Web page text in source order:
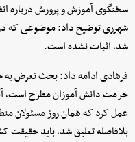
سخنگوی آموزش و پرورش درباره
شهرری توضیح داد: موضوعی که در
شد، اثبات نشده است.
فرهادی ادامه داد: بحث تعرض
حرمت دانش آموزان مطرح است،
عمل کرد که همان روز مسئولان
بلافاصله تعلیق شد، باید